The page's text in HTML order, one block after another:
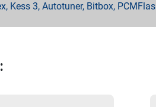
Kess 3, Autotuner, Bitbox,